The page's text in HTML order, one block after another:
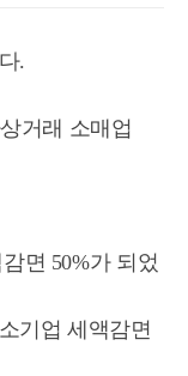
.
거래 소매업
면 50%가 되었
기업 세액감면